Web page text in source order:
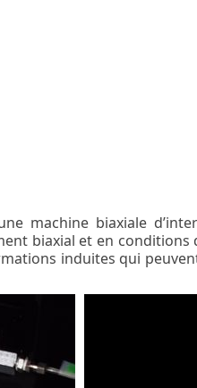
machine biaxiale
biaxial et en
induites qui